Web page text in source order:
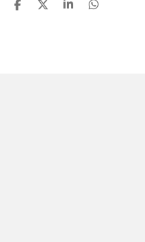
D
D
S
D